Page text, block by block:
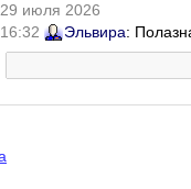
29 июля 2026
16:32
Эльвира: